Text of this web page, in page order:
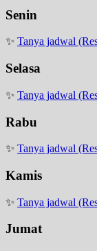
Senin
✨ Tanya jadwal
Selasa
✨ Tanya jadwal
Rabu
✨ Tanya jadwal
Kamis
✨ Tanya jadwal
Jumat